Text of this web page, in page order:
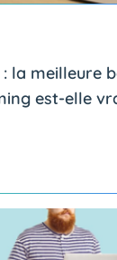
la meilleure
est-elle